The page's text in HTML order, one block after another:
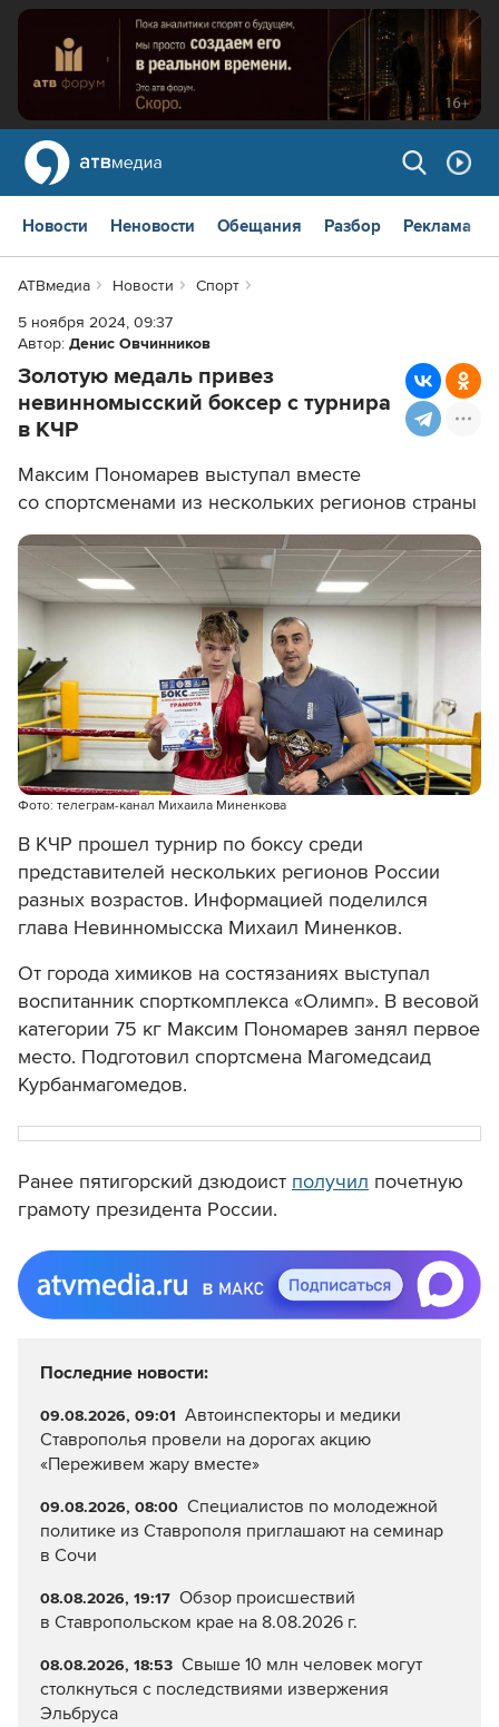
Новости Неновости Обещания Разбор Реклама
АТВмедиа Новости
Спорт
5 ноября 2024, 09:37
Автор: Денис Овчинников
Золотую медаль привез
невинномысский боксер с турнира
в КЧР
Максим Пономарев выступал вместе
со спортсменами из нескольких регионов страны
Фото: телеграм-канал Михаила Миненкова
В КЧР прошел турнир по боксу среди
представителей нескольких регионов России
разных возрастов. Информацией поделился
глава Невинномысска Михаил Миненков.
От города химиков на состязаниях выступал
воспитанник спорткомплекса «Олимп». В весовой
категории 75 кг Максим Пономарев занял первое
место. Подготовил спортсмена Магомедсаид
Курбанмагомедов.
Ранее пятигорский дзюдоист получил почетную
грамоту президента России.
Последние новости:
09.08.2026, 09:01 Автоинспекторы и медики
Ставрополья провели на дорогах акцию
«Переживем жару вместе»
09.08.2026, 08:00 Специалистов по молодежной
политике из Ставрополя приглашают на семинар
в Сочи
08.08.2026, 19:17 Обзор происшествий
в Ставропольском крае на 8.08.2026 г.
08.08.2026, 18:53 Свыше 10 млн человек могут
столкнуться с последствиями извержения
Эльбруса